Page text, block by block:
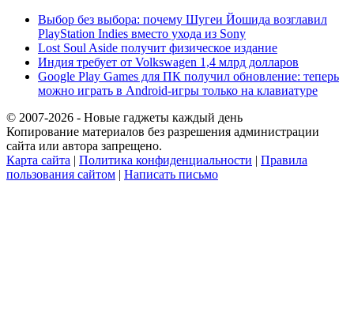
Выбор без выбора: почему Шугеи Йошида возглавил
PlayStation Indies вместо ухода из Sony
Lost Soul Aside получит физическое издание
Индия требует от Volkswagen 1,4 млрд долларов
Google Play Games для ПК получил обновление: теперь
можно играть в Android-игры только на клавиатуре
© 2007-2026 - Новые гаджеты каждый день
Копирование материалов без разрешения администрации
сайта или автора запрещено.
Карта сайта | Политика конфиденциальности | Правила
пользования сайтом | Написать письмо